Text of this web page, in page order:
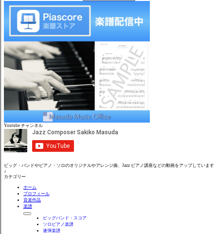
Youtube チャンネル
ビッグ・バンドやピアノ・ソロのオリジナルやアレンジ曲、Jazz ピアノ講座などの動画をアップしています
♪
カテゴリー
ホーム
プロフィール
音楽作品
楽譜
ビッグバンド・スコア
ソロピアノ楽譜
連弾楽譜